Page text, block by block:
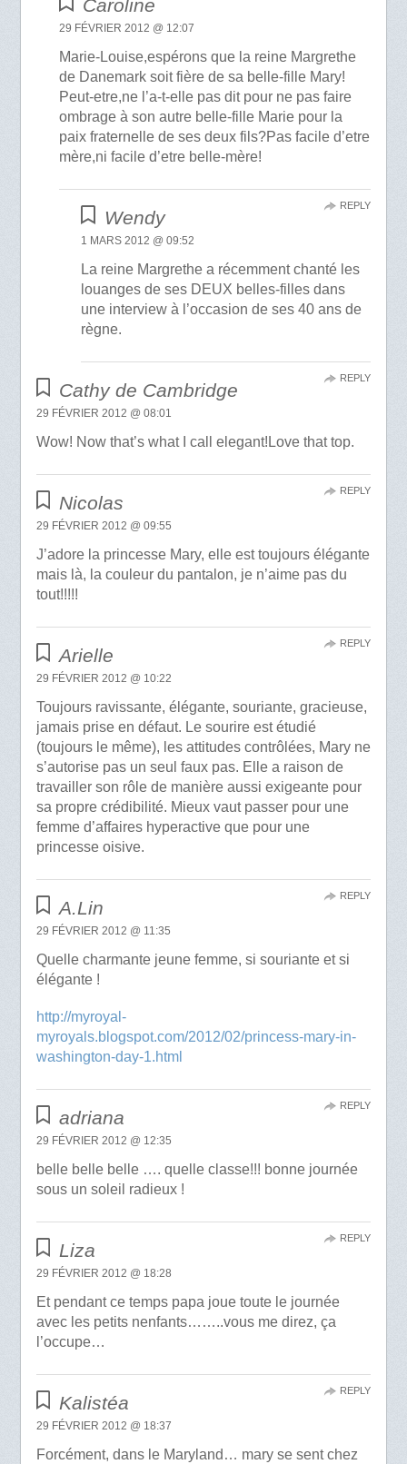
Caroline
29 FÉVRIER 2012 @ 12:07
Marie-Louise,espérons que la reine Margrethe
de Danemark soit fière de sa belle-fille Mary!
Peut-etre,ne l’a-t-elle pas dit pour ne pas faire
ombrage à son autre belle-fille Marie pour la
paix fraternelle de ses deux fils?Pas facile d’etre
mère,ni facile d’etre belle-mère!
Wendy
1 MARS 2012 @ 09:52
La reine Margrethe a récemment chanté les
louanges de ses DEUX belles-filles dans
une interview à l’occasion de ses 40 ans de
règne.
REPLY
Cathy de Cambridge
29 FÉVRIER 2012 @ 08:01
Wow! Now that’s what I call elegant!Love that top.
REPLY
Nicolas
29 FÉVRIER 2012 @ 09:55
J’adore la princesse Mary, elle est toujours élégante
mais là, la couleur du pantalon, je n’aime pas du
tout!!!!!
REPLY
Arielle
29 FÉVRIER 2012 @ 10:22
Toujours ravissante, élégante, souriante, gracieuse,
jamais prise en défaut. Le sourire est étudié
(toujours le même), les attitudes contrôlées, Mary ne
s’autorise pas un seul faux pas. Elle a raison de
travailler son rôle de manière aussi exigeante pour
sa propre crédibilité. Mieux vaut passer pour une
femme d’affaires hyperactive que pour une
princesse oisive.
REPLY
A.Lin
29 FÉVRIER 2012 @ 11:35
Quelle charmante jeune femme, si souriante et si
élégante !
http://myroyal-
myroyals.blogspot.com/2012/02/princess-mary-in-
washington-day-1.html
REPLY
adriana
29 FÉVRIER 2012 @ 12:35
belle belle belle …. quelle classe!!! bonne journée
sous un soleil radieux !
REPLY
Liza
29 FÉVRIER 2012 @ 18:28
Et pendant ce temps papa joue toute le journée
avec les petits nenfants……..vous me direz, ça
l’occupe…
REPLY
Kalistéa
29 FÉVRIER 2012 @ 18:37
Forcément, dans le Maryland… mary se sent chez
REPLY